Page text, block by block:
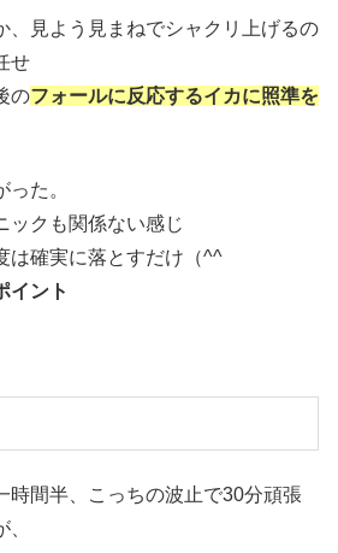
、見よう見まねでシャクリ上げるの
せ
のフォールに反応するイカに照準を
た。
ックも関係ない感じ
確実に落とすだけ（^^ゞ
イント
時間半、こっちの波止で30分頑張